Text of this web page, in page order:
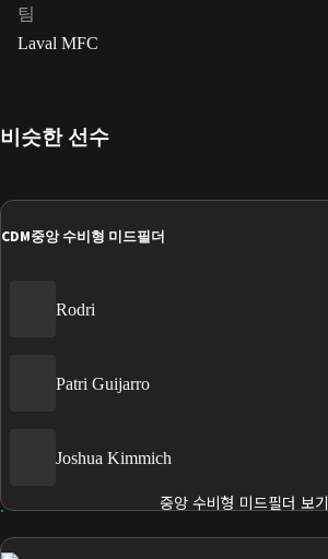
팀
Laval MFC
비슷한 선수
CDM중앙 수비형 미드필더
Rodri
Patri Guijarro
Joshua Kimmich
중앙 수비형 미드필더 보기